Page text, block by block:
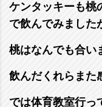
ケンタッキーも
で飲んでみました
桃はなんでも合い
飲んだくれらまた
では体育教室行っ